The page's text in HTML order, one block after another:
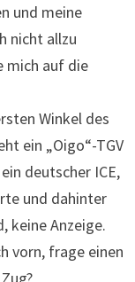
und meine
nicht allzu
mich auf die
Winkel des
ein „Oigo“-TGV
deutscher ICE,
und dahinter
keine Anzeige.
vorn, frage einen